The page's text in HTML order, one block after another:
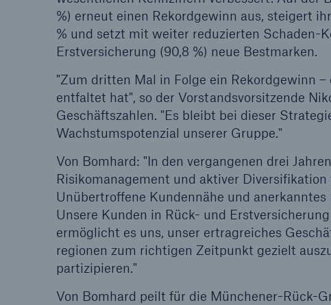
%) erneut einen Rekordgewinn aus, steigert
% und setzt mit weiter reduzierten Schaden-
Erstversicherung (90,8 %) neue Bestmarken.
"Zum dritten Mal in Folge ein Rekordgewinn
entfaltet hat", so der Vorstandsvorsitzende
Geschäftszahlen. "Es bleibt bei dieser
Wachstumspotenzial unserer Gruppe."
Von Bomhard: "In den vergangenen drei
Risikomanagement und aktiver
Unübertroffene Kundennähe und
Unsere Kunden in Rück- und
ermöglicht es uns, unser ertragreiches
regionen zum richtigen Zeitpunkt gezielt
partizipieren."
Von Bomhard peilt für die Münchener-Rück-